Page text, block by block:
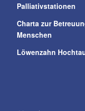
Palliativstationen
Charta zur
Menschen
Löwenzahn